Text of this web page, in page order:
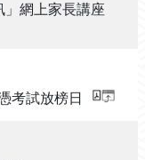
」網上家長講座
考試放榜日